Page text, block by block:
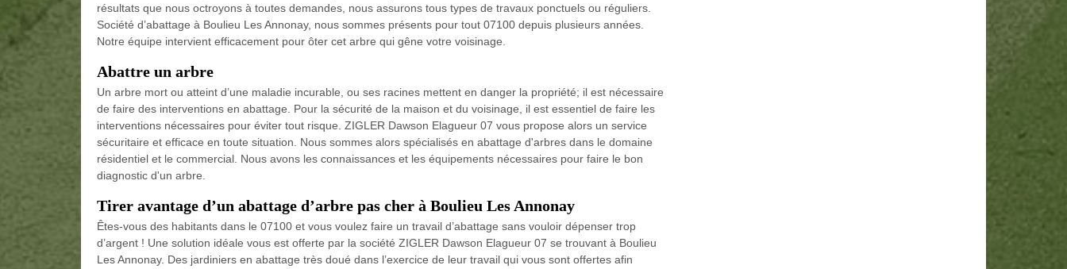
résultats que nous octroyons à toutes demandes, nous assurons tous types de travaux ponctuels ou réguliers.
Société d’abattage à Boulieu Les Annonay, nous sommes présents pour tout 07100 depuis plusieurs années.
Notre équipe intervient efficacement pour ôter cet arbre qui gêne votre voisinage.
Abattre un arbre
Un arbre mort ou atteint d’une maladie incurable, ou ses racines mettent en danger la propriété; il est nécessaire
de faire des interventions en abattage. Pour la sécurité de la maison et du voisinage, il est essentiel de faire les
interventions nécessaires pour éviter tout risque. ZIGLER Dawson Elagueur 07 vous propose alors un service
sécuritaire et efficace en toute situation. Nous sommes alors spécialisés en abattage d'arbres dans le domaine
résidentiel et le commercial. Nous avons les connaissances et les équipements nécessaires pour faire le bon
diagnostic d'un arbre.
Tirer avantage d’un abattage d’arbre pas cher à Boulieu Les Annonay
Êtes-vous des habitants dans le 07100 et vous voulez faire un travail d’abattage sans vouloir dépenser trop
d’argent ! Une solution idéale vous est offerte par la société ZIGLER Dawson Elagueur 07 se trouvant à Boulieu
Les Annonay. Des jardiniers en abattage très doué dans l’exercice de leur travail qui vous sont offertes afin